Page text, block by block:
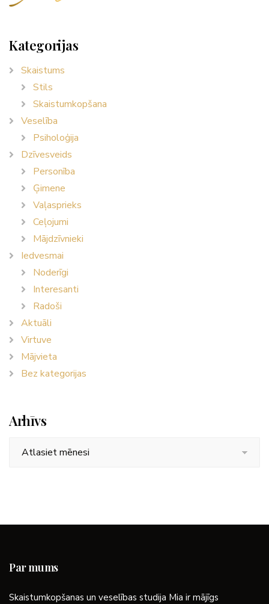
Kategorijas
Skaistums
Stils
Skaistumkopšana
Veselība
Psiholoģija
Dzīvesveids
Personība
Ģimene
Vaļasprieks
Ceļojumi
Mājdzīvnieki
Iedvesmai
Noderīgi
Interesanti
Radoši
Aktuāli
Virtuve
Mājvieta
Bez kategorijas
Arhīvs
Par mums
Skaistumkopšanas un veselības studija Mia ir mājīgs